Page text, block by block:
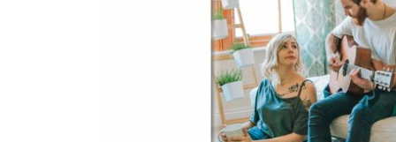
Body-uri copii personalizate
Brichete personalizate
Briceag personalizat
Dop
de vin
Dozatoare de
personalizate
Genti de plaja
Genti sport
Ghiozdane